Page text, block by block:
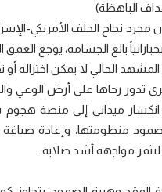
الباهظة)
مجرد نجاح الحلف الأمريكي-
بالغ الجسامة، يوجع العمق
المشهد الحالي لا يمكن
تدور رحاها على أرض الوعي
من انكسار ميداني إلى منصة
منظومتها، وإعادة صياغة
مواجهة أشد صلابة.